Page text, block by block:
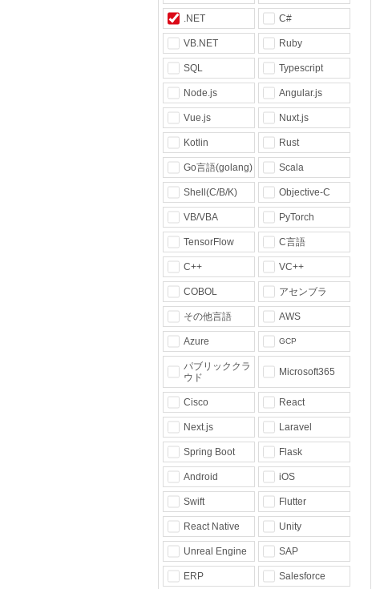
.NET C#
VB.NET Ruby
SQL Typescript
Node.js Angular.js
Vue.js Nuxt.js
Kotlin Rust
Go言語(golang) Scala
Shell(C/B/K) Objective-C
VB/VBA PyTorch
TensorFlow C言語
C++ VC++
COBOL アセンブラ
その他言語 AWS
Azure GCP
パブリッククラ
ウド
Microsoft365
Cisco React
Next.js Laravel
Spring Boot Flask
Android iOS
Swift Flutter
React Native Unity
Unreal Engine SAP
ERP Salesforce